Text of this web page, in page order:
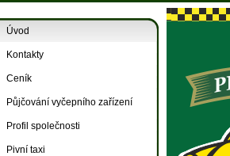
Úvod
Kontakty
Ceník
Půjčování vyčepního zařízení
Profil společnosti
Pivní taxi